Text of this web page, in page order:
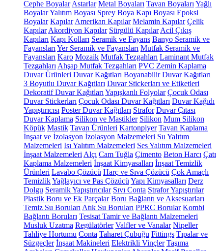
Cephe Boyalar Astarlar Metal Boyaları Tavan Boyaları Yağlı
BoyalarYalıtım Boyası Sprey Boya Kapı Boyası Epoksi
Boyalar Kapılar Amerikan Kapılar Melamin Kapılar Çelik
Kapılar Akordiyon Kapılar Sürgülü Kapılar Acil Çıkış
Kapıları Kapı Kolları Seramik ve Fayans Banyo Seramik ve
Fayansları Yer Seramik ve Fayansları Mutfak Seramik ve
Fayansları Karo Mozaik Mutfak Tezgahları Laminant Mutfak
Tezgahları Ahşap Mutfak Tezgahları PVC Zemin Kaplama
Duvar Ürünleri Duvar Kağıtları Boyanabilir Duvar Kağıtları
3 Boyutlu Duvar Kağıtları Duvar Stickerları ve Etiketleri
Dekoratif Duvar Kağıtları Yapışkanlı Folyolar Çocuk Odası
Duvar Stickerları Çocuk Odası Duvar Kağıtları Duvar Kağıdı
Yapıştırıcısı Poster Duvar Kağıtları Strafor Duvar Çıtası
Duvar Kaplama Silikon ve Mastikler Silikon Mum Silikon
Köpük Mastik Tavan Ürünleri Kartonpiyer Tavan Kaplama
İnşaat ve İzolasyon İzolasyon Malzemeleri Su Yalıtım
Malzemeleri Isı Yalıtım Malzemeleri Ses Yalıtım Malzemeleri
İnşaat Malzemeleri Alçı Cam Tuğla Çimento Beton Harcı Çatı
Kaplama Malzemeleri İnşaat Kimyasalları İnşaat Temizlik
Ürünleri Lavabo Çözücü Harç ve Sıva Çözücü Çok Amaçlı
TemizlikYağlayıcı ve Pas Çözücü Yapı Kimyasalları Derz
Dolgu Seramik Yapıştırıcılar Sıvı Conta Strafor Yapıştırılar
Plastik Boru ve Ek Parçalar Boru Bağlantı ve Aksesuarları
Temiz Su Boruları Atık Su Boruları PPRC Borular Kombi
Bağlantı Boruları Tesisat Tamir ve Bağlantı Malzemeleri
Musluk Uzatma Regülatörler Valfler ve Vanalar Nipeller
Tahliye Hortumu Conta Taharet Çubuğu Fittings Tıpalar ve
Süzgeçler İnşaat Makineleri Elektrikli Vinçler Taşıma